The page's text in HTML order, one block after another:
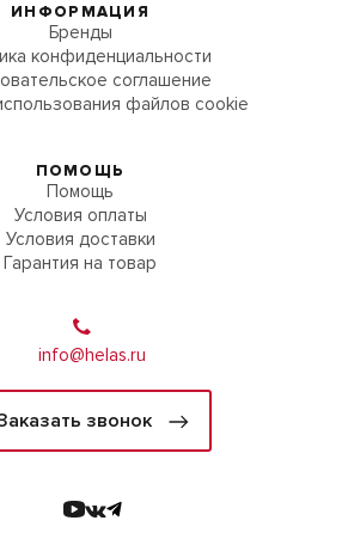
ИНФОРМАЦИЯ
Бренды
конфиденциальности
соглашение
файлов cookie
ПОМОЩЬ
Помощь
Условия оплаты
Условия доставки
Гарантия на товар
info@helas.ru
звонок